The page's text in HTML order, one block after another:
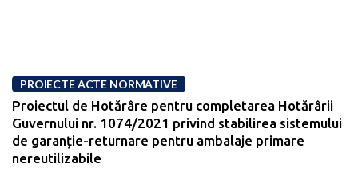
PROIECTE ACTE NORMATIVE
Proiectul de Hotărâre pentru completarea Hotărârii
Guvernului nr. 1074/2021 privind stabilirea sistemului
de garanție-returnare pentru ambalaje primare
nereutilizabile